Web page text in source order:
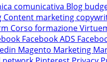
comunicativa Blog
Content marketing
Corso formazione
Facebook ADS
Magento Marketing